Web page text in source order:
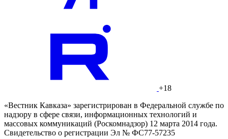
+18
«Вестник Кавказа» зарегистрирован в Федеральной службе по
надзору в сфере связи, информационных технологий и
массовых коммуникаций (Роскомнадзор) 12 марта 2014 года.
Свидетельство о регистрации Эл № ФС77-57235